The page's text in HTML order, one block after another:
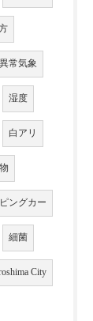
異常気象
湿度
白アリ
ングカー
細菌
City